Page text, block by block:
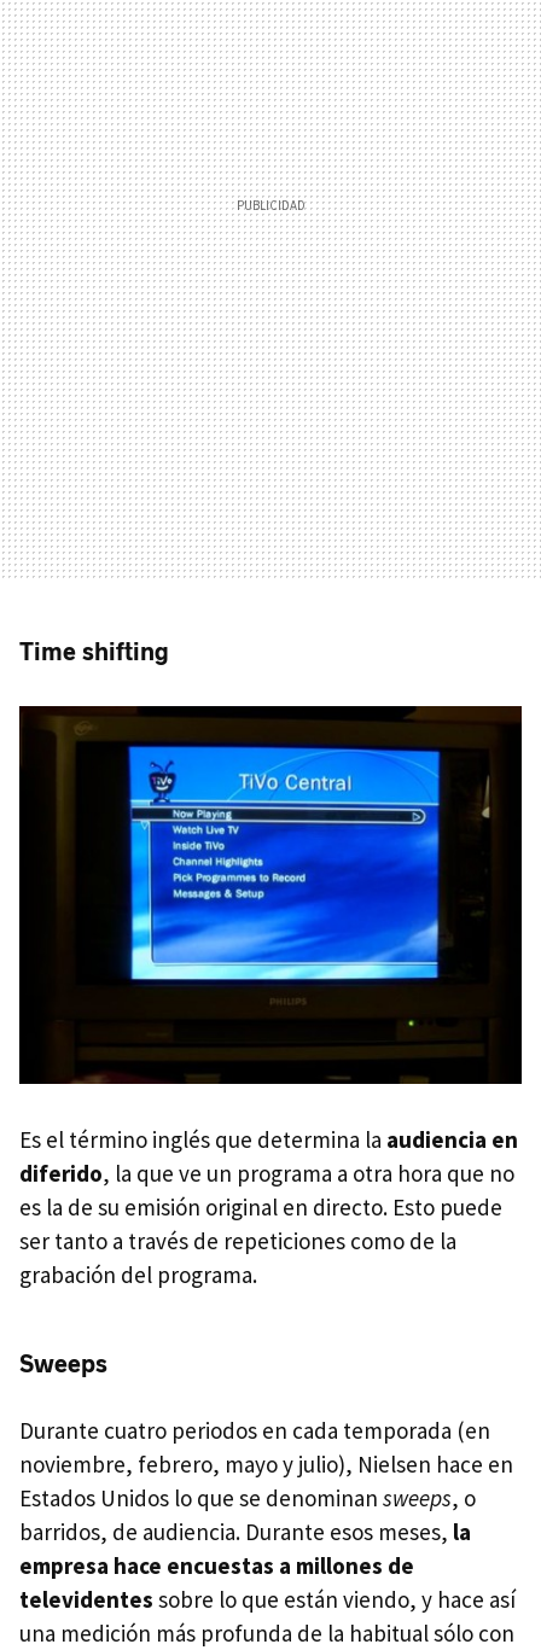
Time shifting
Es el término inglés que determina la audiencia en
diferido, la que ve un programa a otra hora que no
es la de su emisión original en directo. Esto puede
ser tanto a través de repeticiones como de la
grabación del programa.
Sweeps
Durante cuatro periodos en cada temporada (en
noviembre, febrero, mayo y julio), Nielsen hace en
Estados Unidos lo que se denominan sweeps, o
barridos, de audiencia. Durante esos meses, la
empresa hace encuestas a millones de
televidentes sobre lo que están viendo, y hace así
una medición más profunda de la habitual sólo con